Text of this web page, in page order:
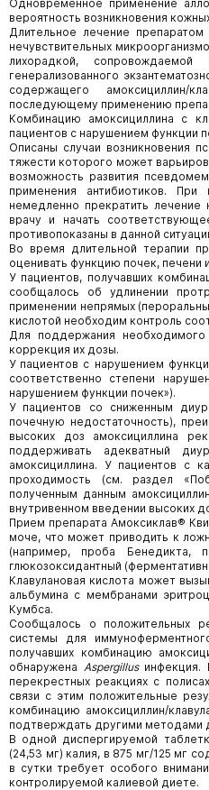
Одновременное применение
вероятность возникновения
Длительное лечение
нечувствительных
лихорадкой,
генерализованного
содержащего амоксициллин/
последующему применению
Комбинацию амоксициллина с
пациентов с нарушением функции
Описаны случаи возникновения
тяжести которого может
возможность развития
применения антибиотиков. При
немедленно прекратить лечение
врачу и начать
противопоказаны в данной
Во время длительной терапии
оценивать функцию почек, печени
У пациентов, получавших
сообщалось об удлинении
применении непрямых
кислотой необходим контроль
Для поддержания необходимого
коррекция их дозы.
У пациентов с нарушением
соответственно степени
нарушением функции почек»).
У пациентов со сниженным
почечную недостаточность),
высоких доз амоксициллина
поддерживать адекватный
амоксициллина. У пациентов с
проходимость (см. раздел
полученным данным
внутривенном введении высоких
Прием препарата Амоксиклав®
моче, что может приводить к
(например, проба Бенедикта,
глюкозоксидантный
Клавулановая кислота может
альбумина с мембранами
Кумбса.
Сообщалось о положительных
системы для
получавших комбинацию
обнаружена Aspergillusинфекция.
перекрестных реакциях с
связи с этим положительные
комбинацию амоксициллин/
подтверждать другими методами
В одной диспергируемой
(24,53 мг) калия, в 875 мг/125 мг
в сутки требует особого
контролируемой калиевой диете.